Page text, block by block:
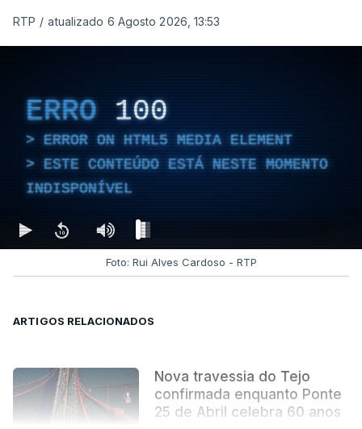
RTP / atualizado 6 Agosto 2026, 13:53
ERRO 100
ERROR ON HTML5 MEDIA ELEMENT
ESTE CONTEÚDO ESTÁ NESTE MOMENTO
INDISPONÍVEL
Foto: Rui Alves Cardoso - RTP
ARTIGOS RELACIONADOS
Nova travessia do Tejo
confirmada enquanto Ponte
25 de Abril celebra 60 anos